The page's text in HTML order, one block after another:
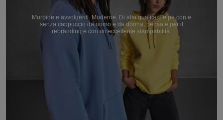
Morbide e avvolgenti. Moderne. Di alta qualità. Felpe con e
senza cappuccio da uomo e da donna, pensate per il
rebranding e con un'eccellente stampabilità.